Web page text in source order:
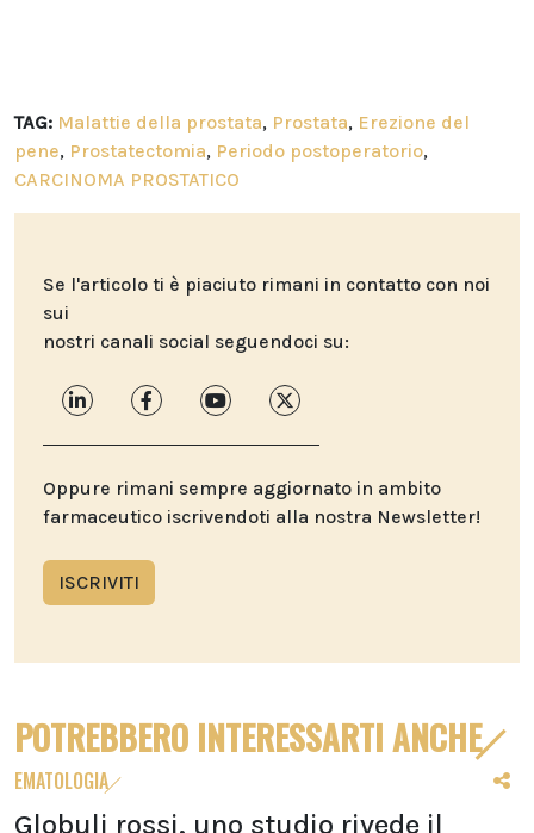
TAG: Malattie della prostata, Prostata, Erezione del
pene, Prostatectomia, Periodo postoperatorio,
CARCINOMA PROSTATICO
Se l'articolo ti è piaciuto rimani in contatto con noi
sui
nostri canali social seguendoci su:
Oppure rimani sempre aggiornato in ambito
farmaceutico iscrivendoti alla nostra Newsletter!
ISCRIVITI
POTREBBERO INTERESSARTI ANCHE
EMATOLOGIA
Globuli rossi, uno studio rivede il